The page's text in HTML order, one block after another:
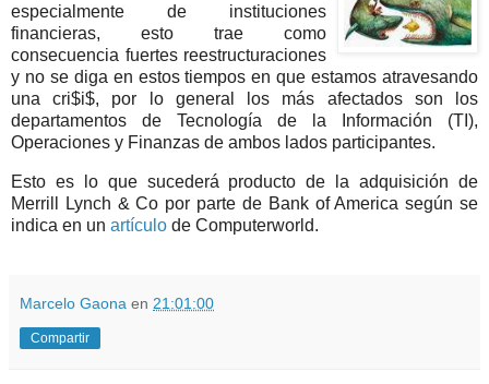
especialmente de instituciones
financieras, esto trae como
consecuencia fuertes reestructuraciones
y no se diga en estos tiempos en que estamos atravesando
una cri$i$, por lo general los más afectados son los
departamentos de Tecnología de la Información (TI),
Operaciones y Finanzas de ambos lados participantes.
Esto es lo que sucederá producto de la adquisición de
Merrill Lynch & Co por parte de Bank of America según se
indica en un artículo de Computerworld.
Marcelo Gaona en 21:01:00
Compartir